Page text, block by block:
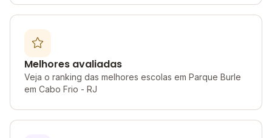
Melhores avaliadas
Veja o ranking das melhores escolas em Parque Burle
em Cabo Frio - RJ